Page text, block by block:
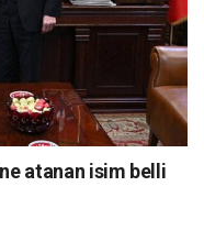
atanan isim belli